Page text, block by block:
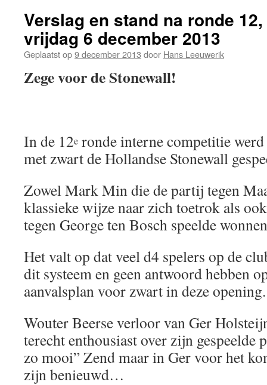
Verslag en stand na ronde
vrijdag 6 december 2013
Geplaatst op9 december 2013 door Hans Leeuwerik
Zege voor de Stonewall!
In de 12e ronde interne competitie
met zwart de Hollandse Stonewall
Zowel Mark Min die de partij tegen
klassieke wijze naar zich toetrok als
tegen George ten Bosch speelde
Het valt op dat veel d4 spelers op de
dit systeem en geen antwoord hebben
aanvalsplan voor zwart in deze
Wouter Beerse verloor van Ger
terecht enthousiast over zijn gespeelde
zo mooi” Zend maar in Ger voor het
zijn benieuwd…